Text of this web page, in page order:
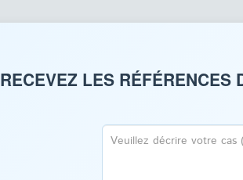
RECEVEZ LES RÉFÉRENCES